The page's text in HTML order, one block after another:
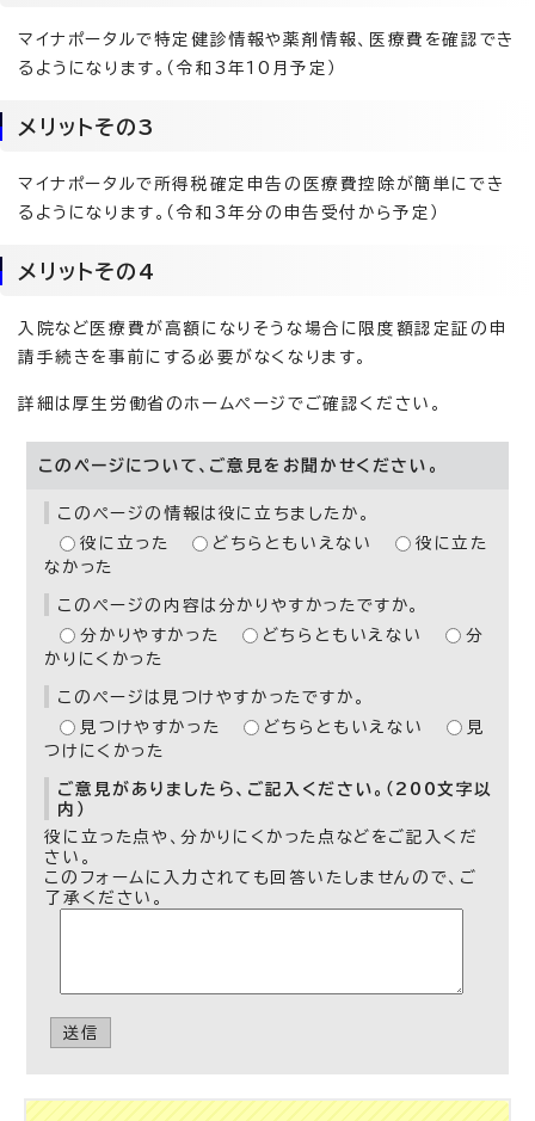
マイナポータルで特定健診情報や薬剤情報、医療費を確認でき
るようになります。（令和3年10月予定）
メリットその3
マイナポータルで所得税確定申告の医療費控除が簡単にでき
るようになります。（令和3年分の申告受付から予定）
メリットその4
入院など医療費が高額になりそうな場合に限度額認定証の申
請手続きを事前にする必要がなくなります。
詳細は厚生労働省のホームページでご確認ください。
このページについて、ご意見をお聞かせください。
このページの情報は役に立ちましたか。
役に立った
どちらともいえない
役に立た
なかった
このページの内容は分かりやすかったですか。
分かりやすかった
どちらともいえない
分
かりにくかった
このページは見つけやすかったですか。
見つけやすかった
どちらともいえない
見
つけにくかった
ご意見がありましたら、ご記入ください。（200文字以
内）
役に立った点や、分かりにくかった点などをご記入くだ
さい。
このフォームに入力されても回答いたしませんので、ご
了承ください。
送信